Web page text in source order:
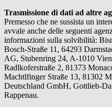
Trasmissione di dati ad altre
Premesso che ne sussista un
avvale anche delle seguenti
informazioni sulla solvibilità:
Bosch-Straße 11, 64293
AG, Stubenring 24, A-1010
Radlkoferstraße 2, 81373
Machtlfinger Straße 13, 81302
Deutschland GmbH, Gottlieb-
Rappenau.